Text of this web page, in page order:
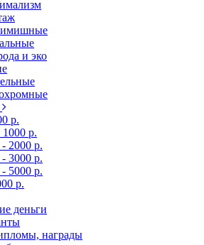
и эко
р.
1000 р.
- 2000 р.
- 3000 р.
5000 р.
р.
деньги
награды